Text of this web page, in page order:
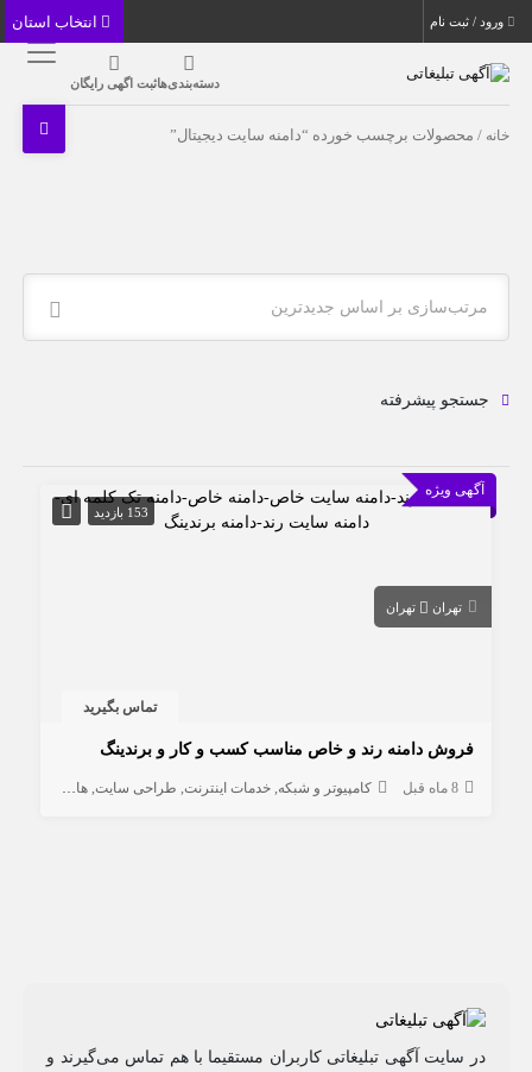
ورود / ثبت نام
دسته‌بندی‌هاثبت اگهی رایگان
خانه / محصولات برچسب خورده “دامنه سایت دیجیتال”
مرتب‌سازی بر اساس جدیدترین
جستجو پیشرفته
آگهی ویژه
153 بازدید
تهران تهران
تماس بگیرید
فروش دامنه رند و خاص مناسب کسب و کار و برندینگ
8 ماه قبل کامپیوتر و شبکه خدمات اینترنت طراحی سایت هاستینگ و دامنه
در سایت آگهی تبلیغاتی کاربران مستقیما با هم تماس می‌گیرند و